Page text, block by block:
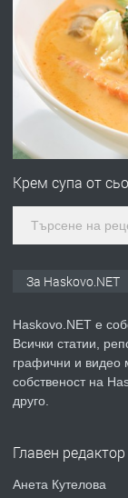
ПРЕДЛАГА
ПРЕДЛАГА
ПРЕДЛАГА
Крем супа от
За Haskovo.NET
Haskovo.NET е
Всички статии,
графични и видео
собственост на
друго.
Главен редактор
Анета Кутелова